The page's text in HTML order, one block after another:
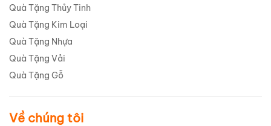
Quà Tặng Thủy Tinh
Quà Tặng Kim Loại
Quà Tặng Nhựa
Quà Tặng Vải
Quà Tặng Gỗ
Về chúng tôi